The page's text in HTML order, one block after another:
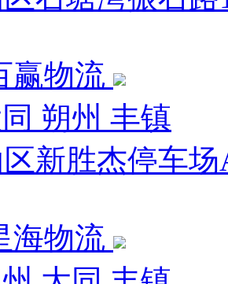
赢物流
朔州 丰镇
新胜杰停车场
海物流